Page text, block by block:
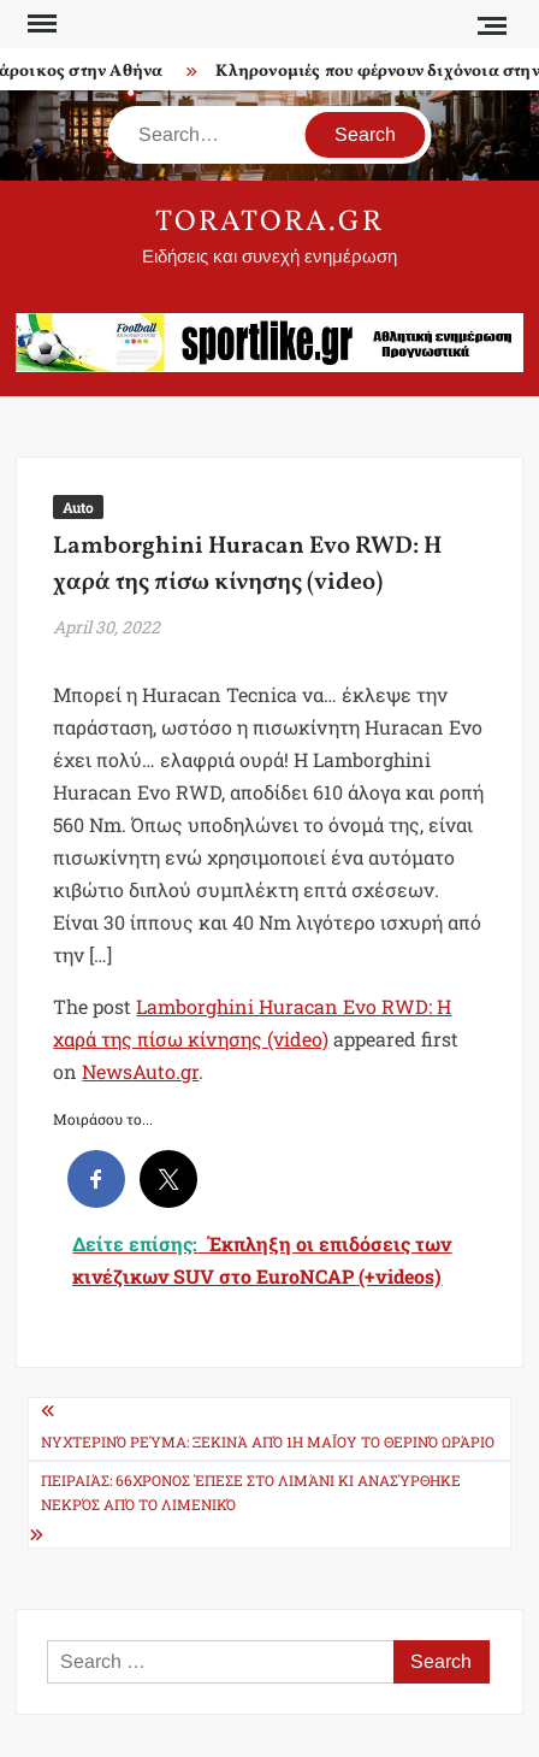
Skip
contentστην Αθήνα Κληρονομιές που φέρνουν διχόνοια στην
Search
TORATORA.GR
Ειδήσεις και συνεχή ενημέρωση
Auto
Lamborghini Huracan Evo RWD: Η
χαρά της πίσω κίνησης (video)
April 30, 2022
Μπορεί η Huracan Tecnica να… έκλεψε την
παράσταση, ωστόσο η πισωκίνητη Huracan Evo
έχει πολύ… ελαφριά ουρά! Η Lamborghini
Huracan Evo RWD, αποδίδει 610 άλογα και ροπή
560 Nm. Όπως υποδηλώνει το όνομά της, είναι
πισωκίνητη ενώ χρησιμοποιεί ένα αυτόματο
κιβώτιο διπλού συμπλέκτη επτά σχέσεων.
Είναι 30 ίππους και 40 Nm λιγότερο ισχυρή από
την […]
The postLamborghini Huracan Evo RWD: Η
χαρά της πίσω κίνησης (video)appeared first
onNewsAuto.gr.
Μοιράσου το...
Δείτε επίσης: Έκπληξη οι επιδόσεις των
κινέζικων SUV στο EuroNCAP (+videos)
Post
navigation
NΥΧΤΕΡΙΝΌ ΡΕΎΜΑ: ΞΕΚΙΝΆ ΑΠΌ 1Η ΜΑΪ́ΟΥ ΤΟ ΘΕΡΙΝΌ ΩΡΆΡΙΟ
ΠΕΙΡΑΙΆΣ: 66ΧΡΟΝΟΣ ΈΠΕΣΕ ΣΤΟ ΛΙΜΆΝΙ ΚΙ ΑΝΑΣΎΡΘΗΚΕ
ΝΕΚΡΌΣ ΑΠΌ ΤΟ ΛΙΜΕΝΙΚΌ
Search
for: